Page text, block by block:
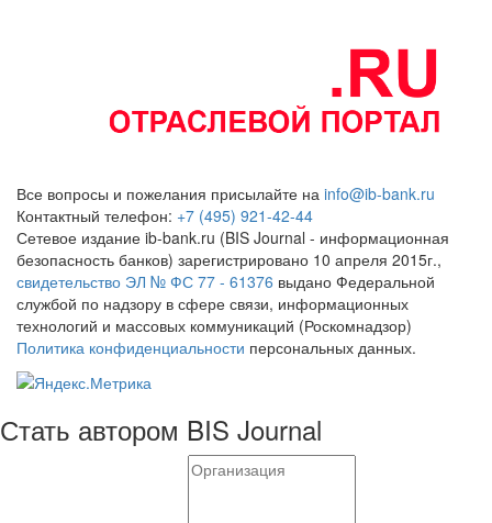
Все вопросы и пожелания присылайте на info@ib-bank.ru
Контактный телефон: +7 (495) 921-42-44
Сетевое издание ib-bank.ru (BIS Journal - информационная
безопасность банков) зарегистрировано 10 апреля 2015г.,
свидетельство ЭЛ № ФС 77 - 61376 выдано Федеральной
службой по надзору в сфере связи, информационных
технологий и массовых коммуникаций (Роскомнадзор)
Политика конфиденциальности персональных данных.
Стать автором BIS Journal